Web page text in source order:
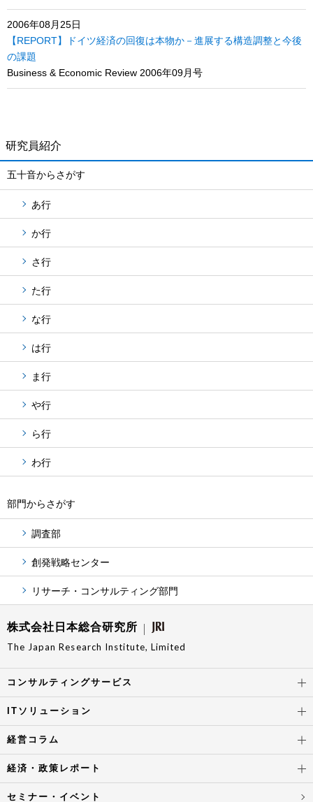
2006年08月25日
【REPORT】ドイツ経済の回復は本物か－進展する構造調整と今後
の課題
Business & Economic Review 2006年09月号
研究員紹介
五十音からさがす
あ行
か行
さ行
た行
な行
は行
ま行
や行
ら行
わ行
部門からさがす
調査部
創発戦略センター
リサーチ・コンサルティング部門
株式会社日本総合研究所
The Japan Research Institute, Limited
コンサルティングサービス
ITソリューション
経営コラム
経済・政策レポート
セミナー・イベント